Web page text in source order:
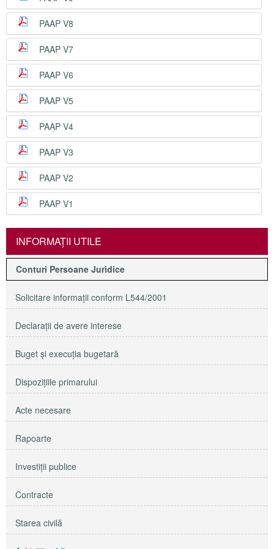
PAAP V8
PAAP V7
PAAP V6
PAAP V5
PAAP V4
PAAP V3
PAAP V2
PAAP V1
INFORMAŢII UTILE
Conturi Persoane Juridice
Solicitare informaţii conform L544/2001
Declaraţii de avere interese
Buget şi execuţia bugetară
Dispoziţiile primarului
Acte necesare
Rapoarte
Investiţii publice
Contracte
Starea civilă